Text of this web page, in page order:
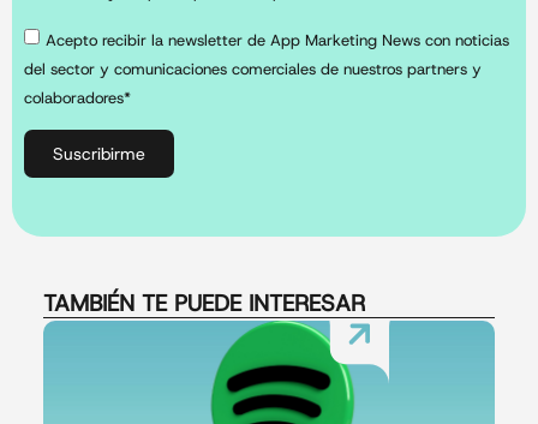
Acepto recibir la newsletter de App Marketing News con noticias
del sector y comunicaciones comerciales de nuestros partners y
colaboradores*
Suscribirme
TAMBIÉN TE PUEDE INTERESAR